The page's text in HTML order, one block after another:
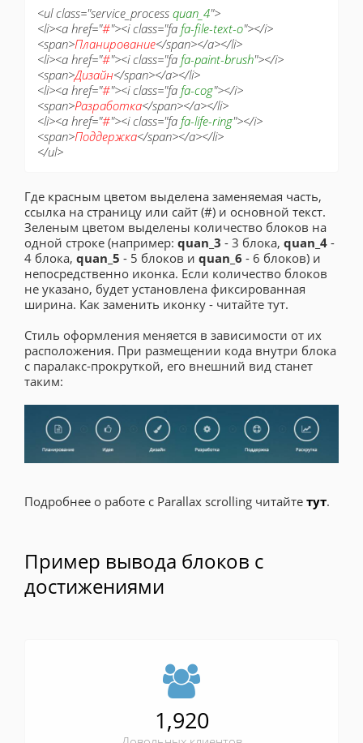
<ul class="service_process quan_4">
<li><a href="#"><i class="fa fa-file-text-o"></i>
<span>Планирование</span></a></li>
<li><a href="#"><i class="fa fa-paint-brush"></i>
<span>Дизайн</span></a></li>
<li><a href="#"><i class="fa fa-cog"></i>
<span>Разработка</span></a></li>
<li><a href="#"><i class="fa fa-life-ring"></i>
<span>Поддержка</span></a></li>
</ul>
Где красным цветом выделена заменяемая часть,
ссылка на страницу или сайт (#) и основной текст.
Зеленым цветом выделены количество блоков на
одной строке (например: quan_3 - 3 блока, quan_4 -
4 блока, quan_5 - 5 блоков и quan_6 - 6 блоков) и
непосредственно иконка. Если количество блоков
не указано, будет установлена фиксированная
ширина. Как заменить иконку - читайте тут.
Стиль оформления меняется в зависимости от их
расположения. При размещении кода внутри блока
с паралакс-прокруткой, его внешний вид станет
таким:
Подробнее о работе с Parallax scrolling читайте тут.
Пример вывода блоков с
достижениями
1,920